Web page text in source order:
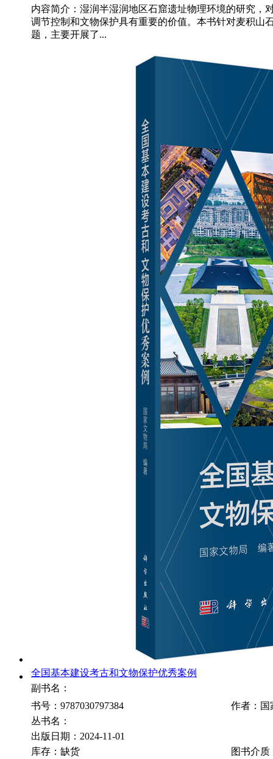
内容简介：湿润半湿润地区石窟遗址物理环境的研究，
调节控制和文物保护具有重要的价值。本书针对麦积山
题，主要开展了...
全国基本建设考古和文物保护优秀案例
副书名：
书号：9787030797384
作者：国
丛书名：
出版日期：2024-11-01
库存：缺货
图书介质